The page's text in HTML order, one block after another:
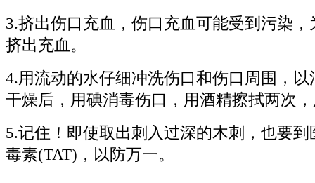
3.挤出伤口充血，伤口充血可能受到污染
挤出充血。
4.用流动的水仔细冲洗伤口和伤口周围，
干燥后，用碘消毒伤口，用酒精擦拭两次
5.记住！即使取出刺入过深的木刺，也要
毒素(TAT)，以防万一。